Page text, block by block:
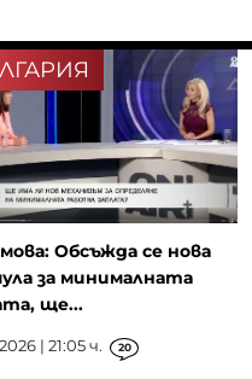
Обсъжда се нова
за минималната
ще...
| 21:05 ч. 20